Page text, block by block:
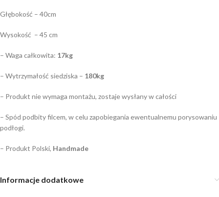
Głębokość – 40cm
Wysokość – 45 cm
– Waga całkowita: 17kg
– Wytrzymałość siedziska – 180kg
– Produkt nie wymaga montażu, zostaje wysłany w całości
– Spód podbity filcem, w celu zapobiegania ewentualnemu porysowaniu
podłogi.
– Produkt Polski, Handmade
Informacje dodatkowe